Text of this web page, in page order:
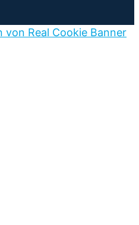
von Real Cookie Banner